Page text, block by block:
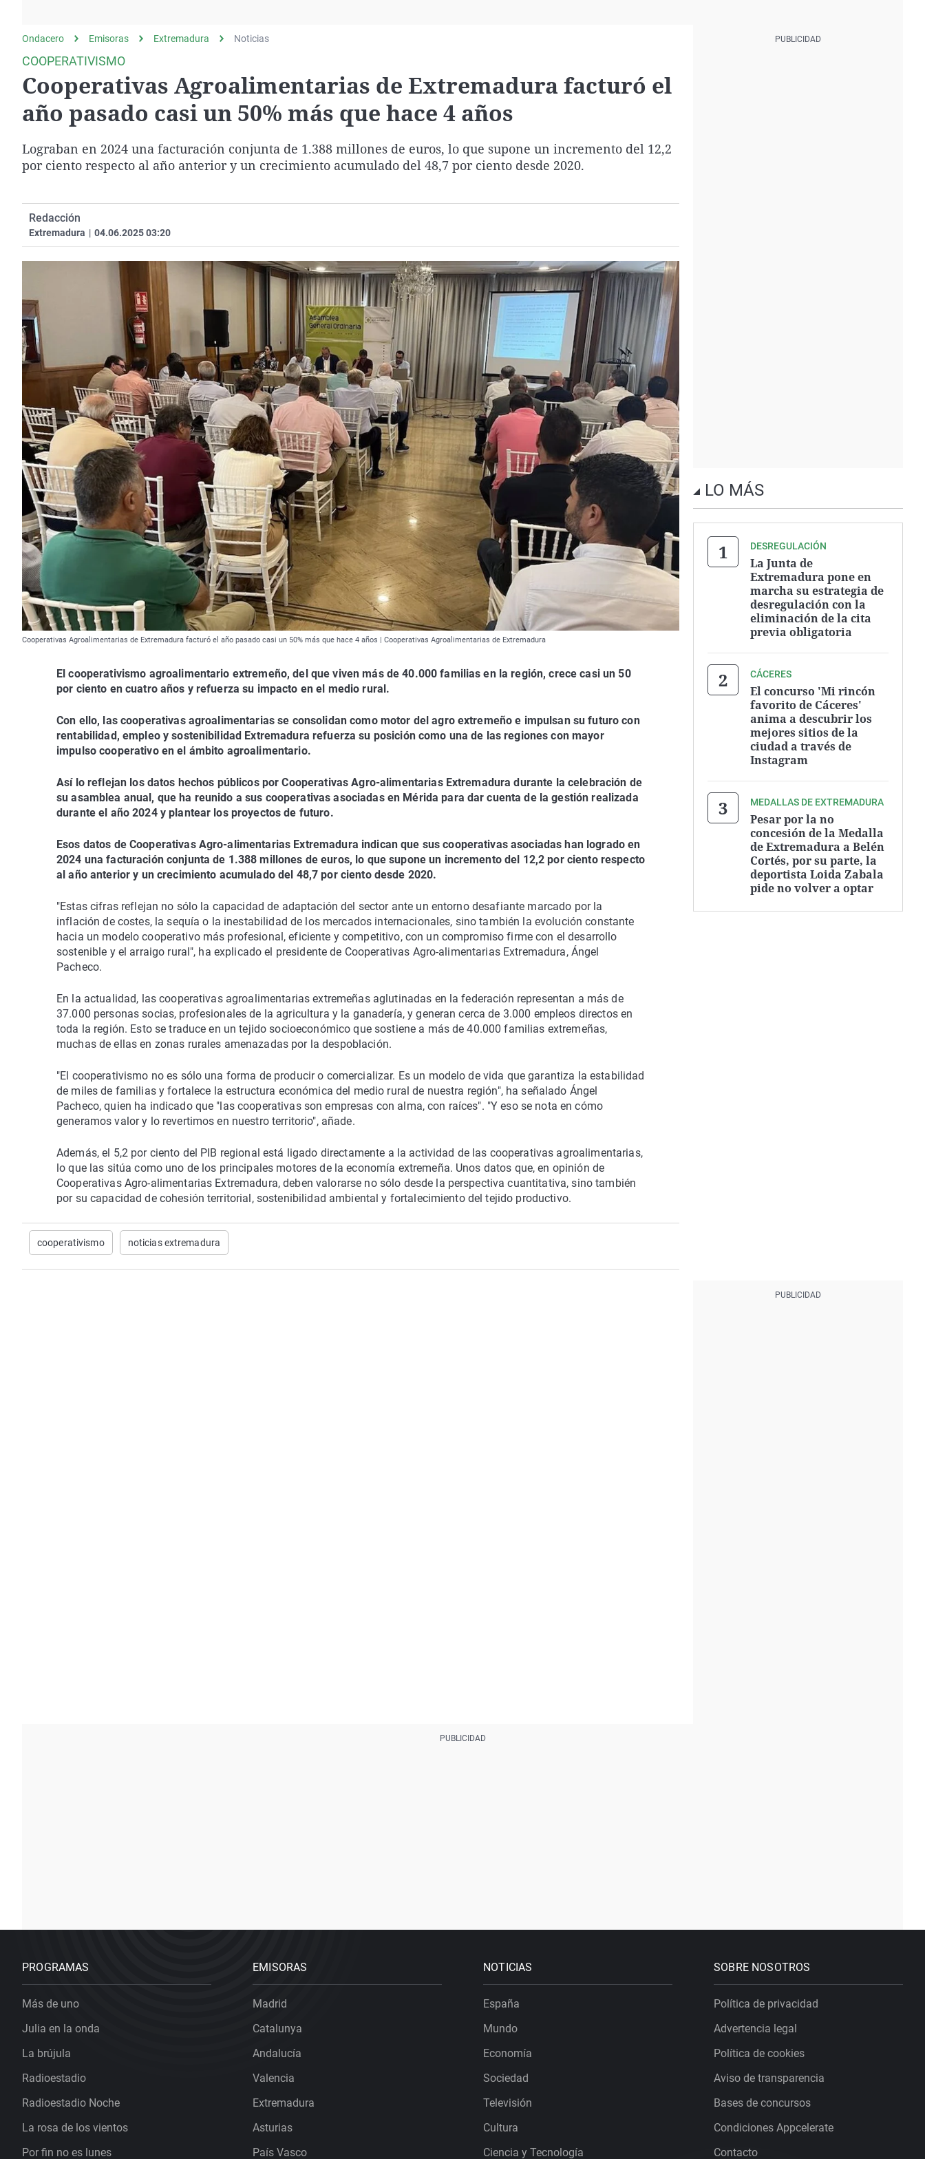
gato
Operación Viuda
Negra
Navarra
Ondacero Emisoras Extremadura Noticias
COOPERATIVISMO
Cooperativas Agroalimentarias de Extremadura facturó el
año pasado casi un 50% más que hace 4 años
Lograban en 2024 una facturación conjunta de 1.388 millones de euros, lo que supone un incremento del 12,2
por ciento respecto al año anterior y un crecimiento acumulado del 48,7 por ciento desde 2020.
Redacción
Extremadura | 04.06.2025 03:20
Cooperativas Agroalimentarias de Extremadura facturó el año pasado casi un 50% más que hace 4 años | Cooperativas Agroalimentarias de Extremadura
El cooperativismo agroalimentario extremeño, del que viven más de 40.000 familias en la región, crece casi un 50
por ciento en cuatro años y refuerza su impacto en el medio rural.
Con ello, las cooperativas agroalimentarias se consolidan como motor del agro extremeño e impulsan su futuro con
rentabilidad, empleo y sostenibilidad Extremadura refuerza su posición como una de las regiones con mayor
impulso cooperativo en el ámbito agroalimentario.
Así lo reflejan los datos hechos públicos por Cooperativas Agro-alimentarias Extremadura durante la celebración de
su asamblea anual, que ha reunido a sus cooperativas asociadas en Mérida para dar cuenta de la gestión realizada
durante el año 2024 y plantear los proyectos de futuro.
Esos datos de Cooperativas Agro-alimentarias Extremadura indican que sus cooperativas asociadas han logrado en
2024 una facturación conjunta de 1.388 millones de euros, lo que supone un incremento del 12,2 por ciento respecto
al año anterior y un crecimiento acumulado del 48,7 por ciento desde 2020.
"Estas cifras reflejan no sólo la capacidad de adaptación del sector ante un entorno desafiante marcado por la
inflación de costes, la sequía o la inestabilidad de los mercados internacionales, sino también la evolución constante
hacia un modelo cooperativo más profesional, eficiente y competitivo, con un compromiso firme con el desarrollo
sostenible y el arraigo rural", ha explicado el presidente de Cooperativas Agro-alimentarias Extremadura, Ángel
Pacheco.
En la actualidad, las cooperativas agroalimentarias extremeñas aglutinadas en la federación representan a más de
37.000 personas socias, profesionales de la agricultura y la ganadería, y generan cerca de 3.000 empleos directos en
toda la región. Esto se traduce en un tejido socioeconómico que sostiene a más de 40.000 familias extremeñas,
muchas de ellas en zonas rurales amenazadas por la despoblación.
"El cooperativismo no es sólo una forma de producir o comercializar. Es un modelo de vida que garantiza la estabilidad
de miles de familias y fortalece la estructura económica del medio rural de nuestra región", ha señalado Ángel
Pacheco, quien ha indicado que "las cooperativas son empresas con alma, con raíces". "Y eso se nota en cómo
generamos valor y lo revertimos en nuestro territorio", añade.
Además, el 5,2 por ciento del PIB regional está ligado directamente a la actividad de las cooperativas agroalimentarias,
lo que las sitúa como uno de los principales motores de la economía extremeña. Unos datos que, en opinión de
Cooperativas Agro-alimentarias Extremadura, deben valorarse no sólo desde la perspectiva cuantitativa, sino también
por su capacidad de cohesión territorial, sostenibilidad ambiental y fortalecimiento del tejido productivo.
cooperativismo noticias extremadura
LO MÁS
DESREGULACIÓN
La Junta de
Extremadura pone en
marcha su estrategia de
desregulación con la
eliminación de la cita
previa obligatoria
CÁCERES
El concurso 'Mi rincón
favorito de Cáceres'
anima a descubrir los
mejores sitios de la
ciudad a través de
Instagram
MEDALLAS DE EXTREMADURA
Pesar por la no
concesión de la Medalla
de Extremadura a Belén
Cortés, por su parte, la
deportista Loida Zabala
pide no volver a optar
PROGRAMAS
Más de uno
Julia en la onda
La brújula
Radioestadio
Radioestadio Noche
La rosa de los vientos
Por fin no es lunes
EMISORAS
Madrid
Catalunya
Andalucía
Valencia
Extremadura
Asturias
País Vasco
NOTICIAS
España
Mundo
Economía
Sociedad
Televisión
Cultura
Ciencia y Tecnología
SOBRE NOSOTROS
Política de privacidad
Advertencia legal
Política de cookies
Aviso de transparencia
Bases de concursos
Condiciones Appcelerate
Contacto